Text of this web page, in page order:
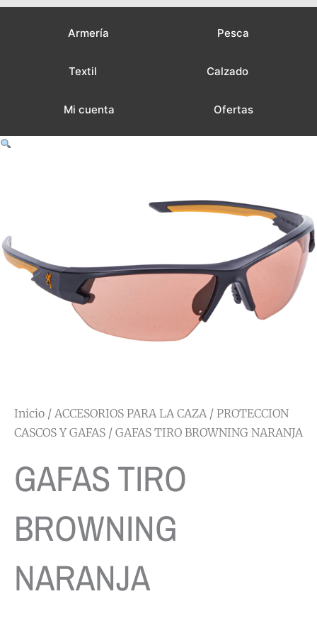
Armería Pesca
Textil Calzado
Mi cuenta Ofertas
Inicio / ACCESORIOS PARA LA CAZA/ PROTECCION
CASCOS Y GAFAS / GAFAS TIRO BROWNING NARANJA
GAFAS TIRO
BROWNING
NARANJA